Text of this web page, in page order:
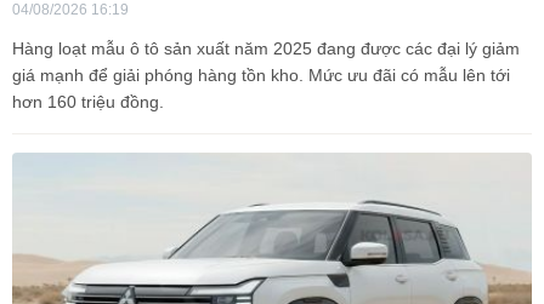
04/08/2026 16:19
Hàng loạt mẫu ô tô sản xuất năm 2025 đang được các đại lý giảm
giá mạnh để giải phóng hàng tồn kho. Mức ưu đãi có mẫu lên tới
hơn 160 triệu đồng.